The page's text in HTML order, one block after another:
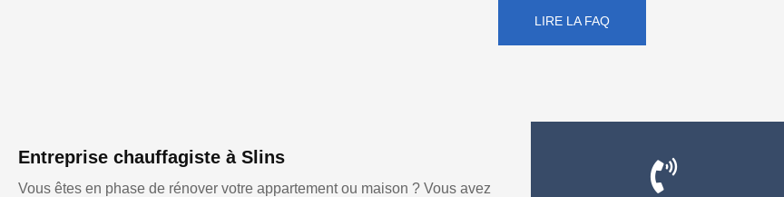
LIRE LA FAQ
Entreprise chauffagiste à Slins
Vous êtes en phase de rénover votre appartement ou maison ? Vous avez